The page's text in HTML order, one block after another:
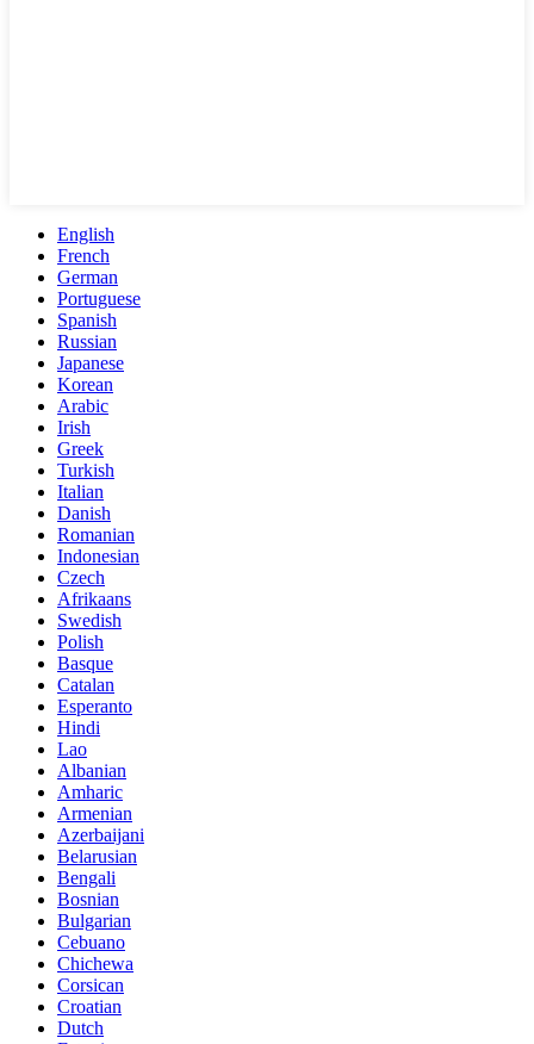
English
French
German
Portuguese
Spanish
Russian
Japanese
Korean
Arabic
Irish
Greek
Turkish
Italian
Danish
Romanian
Indonesian
Czech
Afrikaans
Swedish
Polish
Basque
Catalan
Esperanto
Hindi
Lao
Albanian
Amharic
Armenian
Azerbaijani
Belarusian
Bengali
Bosnian
Bulgarian
Cebuano
Chichewa
Corsican
Croatian
Dutch